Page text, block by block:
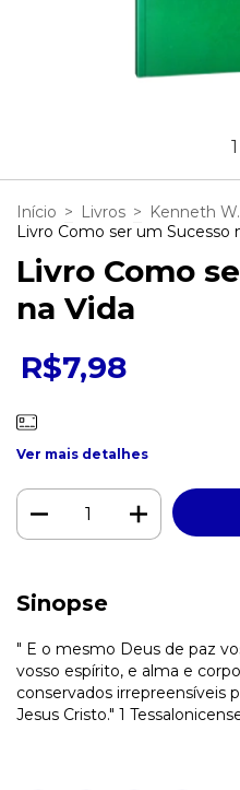
1
Início > Livros > Kenneth
Livro Como ser um Sucesso
Livro Como
na Vida
R$7,98
Ver mais detalhes
Sinopse
" E o mesmo Deus de paz
vosso espírito, e alma e
conservados irrepreensíveis
Jesus Cristo." 1